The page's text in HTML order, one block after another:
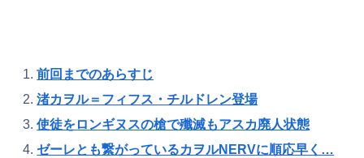
前回までのあらすじ
渚カヲル＝フィフス・チルドレン登場
使徒をロンギヌスの槍で殲滅もアスカ廃人状態
ゼーレとも繋がっているカヲルNERVに順応早く…